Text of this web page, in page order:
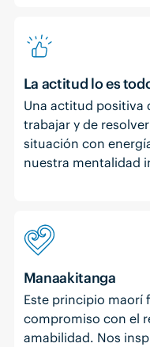
La actitud lo es
Una actitud positiva
trabajar y de
situación con
nuestra mentalidad
Manaakitanga
Este principio maorí
compromiso con el
amabilidad. Nos